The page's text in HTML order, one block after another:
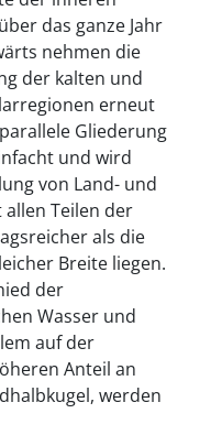
das ganze Jahr
nehmen die
der kalten und
erneut
Gliederung
und wird
von Land- und
Teilen der
als die
Breite liegen.
der
Wasser und
auf der
Anteil an
werden